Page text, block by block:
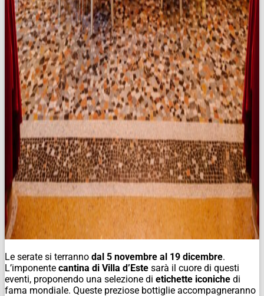
Le serate si terranno dal 5 novembre al 19 dicembre.
L’imponente cantina di Villa d’Este sarà il cuore di questi
eventi, proponendo una selezione di etichette iconiche di
fama mondiale. Queste preziose bottiglie accompagneranno